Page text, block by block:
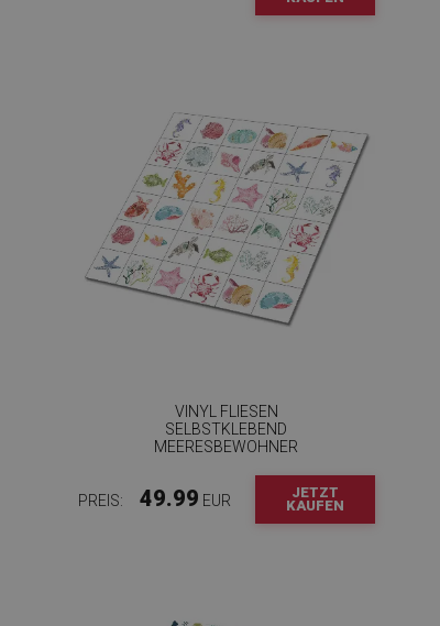
VINYL FLIESEN
SELBSTKLEBEND
MEERESBEWOHNER
PREIS: 49.99 EUR
JETZT
KAUFEN